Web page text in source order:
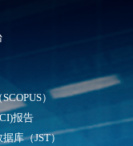
）
报告
库（JST）